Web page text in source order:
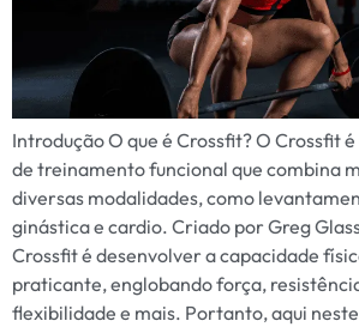
Introdução O que é Crossfit? O Crossfit
de treinamento funcional que combina
diversas modalidades, como
ginástica e cardio. Criado por Greg
Crossfit é desenvolver a capacidade
praticante, englobando força,
flexibilidade e mais. Portanto, aqui